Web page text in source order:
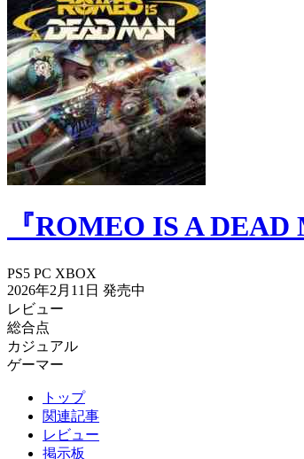
『ROMEO IS A
PS5 PC XBOX
2026年2月11日 発売中
レビュー
総合点
カジュアル
ゲーマー
トップ
関連記事
レビュー
掲示板